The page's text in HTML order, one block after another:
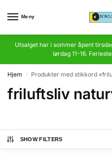
Meny
Utsalget har i sommer åpent
lørdag 11-16.
Hjem / Produkter med stikkord
friluftsliv
SHOW FILTERS